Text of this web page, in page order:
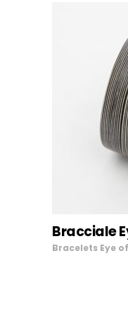
Bracciale
Bracelets Eye